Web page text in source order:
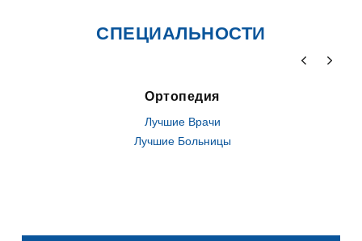
СПЕЦИАЛЬНОСТИ
Ортопедия
Лучшие Врачи
Лучшие Больницы